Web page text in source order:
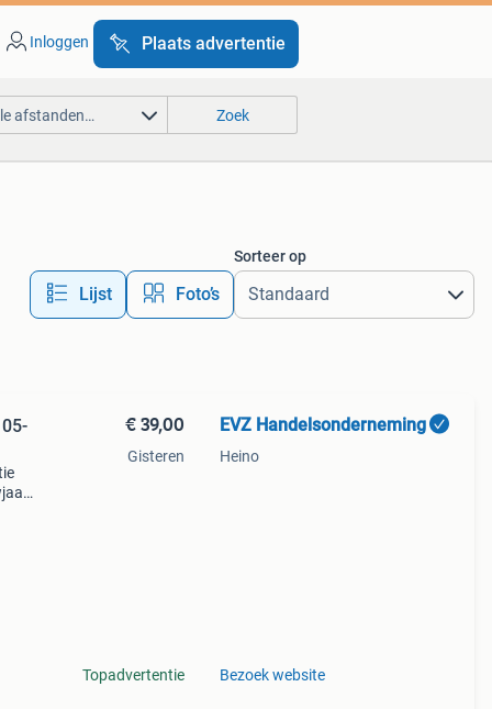
Inloggen Plaats advertentie
afstanden… Zoek
Lijst Foto’s
Sorteer op
€ 39,00
Gisteren
Topadvertentie
EVZ Handelsonderneming
Heino
Bezoek website